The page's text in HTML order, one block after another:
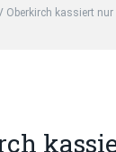
Oberkirch kassiert nur